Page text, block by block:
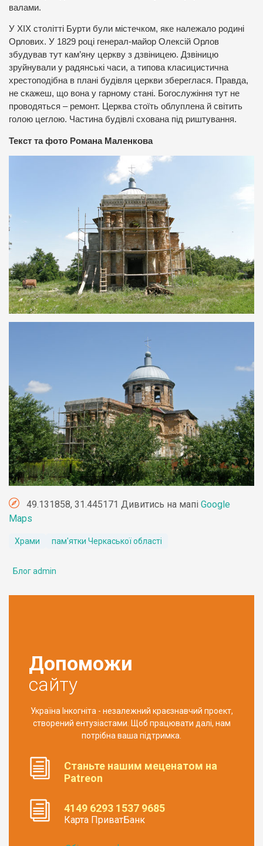
валами.
У ХІХ столітті Бурти були містечком, яке належало родині
Орлових. У 1829 році генерал-майор Олексій Орлов
збудував тут кам’яну церкву з дзвіницею. Дзвіницю
зруйнували у радянські часи, а типова класицистична
хрестоподібна в плані будівля церкви збереглася. Правда,
не скажеш, що вона у гарному стані. Богослужіння тут не
проводяться – ремонт. Церква стоїть облуплена й світить
голою цеглою. Частина будівлі схована під риштування.
Текст та фото Романа Маленкова
49.131858, 31.445171 Дивитись на мапі Google
Maps
Храми пам'ятки Черкаської області
Блог admin
Допоможи
сайту
Україна Інкогніта - незалежний краєзнавчий проект,
створений ентузіастами. Щоб працювати далі, нам
потрібна ваша підтримка.
Станьте нашим меценатом на
Patreon
4149 6293 1537 9685
Карта ПриватБанк